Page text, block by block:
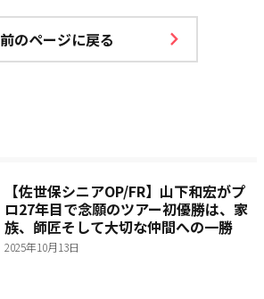
前のページに戻る
【佐世保シニアOP/FR】山下和宏がプ
ロ27年目で念願のツアー初優勝は、家
族、師匠そして大切な仲間への一勝
2025年10月13日